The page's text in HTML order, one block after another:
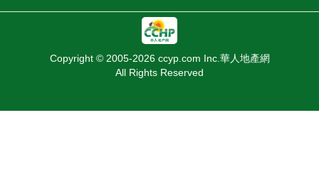
Copyright © 2005-2026 ccyp.com Inc.華人地產網
All Rights Reserved